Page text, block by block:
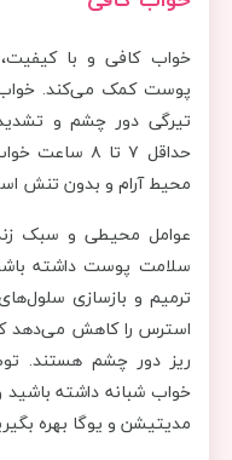
خواب کافی و با
پوست کمک می‌کند. خواب
تیرگی دور چشم و
حداقل ۷ تا ۸
محیط آرام و بدون تنش
عوامل محیطی و سبک
سلامت پوست داشته
ترمیم و بازسازی
استرس را کاهش می‌دهد
خواب شبانه داشته
مدیتیشن و یوگا بهره